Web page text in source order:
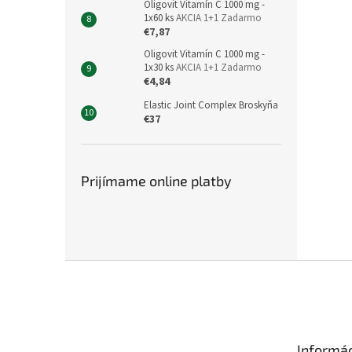
Oligovit Vitamín C 1000 mg -
1x60 ksAKCIA 1+1 Zadarmo
€7,87
Oligovit Vitamín C 1000 mg -
1x30 ksAKCIA 1+1 Zadarmo
€4,84
Elastic Joint Complex Broskyňa
€37
Prijímame online platby